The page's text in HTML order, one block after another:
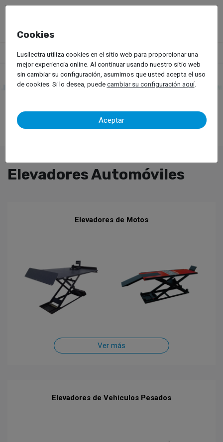
Productos Equipos de Taller Elevadores Automóviles
Elevadores Automóviles
Elevadores de Motos
Ver más
Elevadores de Vehículos Pesados
Cookies
Lusilectra utiliza cookies en el sitio web para proporcionar una
mejor experiencia online. Al continuar usando nuestro sitio web
sin cambiar su configuración, asumimos que usted acepta el uso
de cookies. Si lo desea, puedecambiar su configuración aquí.
Aceptar